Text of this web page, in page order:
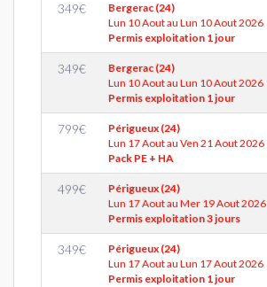
349€
Bergerac (24)
Lun 10 Aout au Lun 10 Aout 2026
Permis exploitation 1 jour
349€
Bergerac (24)
Lun 10 Aout au Lun 10 Aout 2026
Permis exploitation 1 jour
799€
Périgueux (24)
Lun 17 Aout au Ven 21 Aout 2026
Pack PE + HA
499€
Périgueux (24)
Lun 17 Aout au Mer 19 Aout 2026
Permis exploitation 3 jours
349€
Périgueux (24)
Lun 17 Aout au Lun 17 Aout 2026
Permis exploitation 1 jour